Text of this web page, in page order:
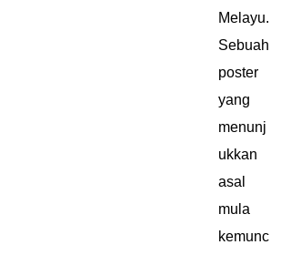
Melayu.
Sebuah
poster
yang
menunj
ukkan
asal
mula
kemunc